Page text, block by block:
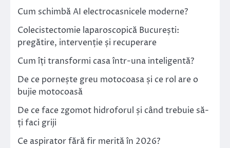
Cum schimbă AI electrocasnicele moderne?
Colecistectomie laparoscopică București:
pregătire, intervenție și recuperare
Cum îți transformi casa într-una inteligentă?
De ce pornește greu motocoasa și ce rol are o
bujie motocoasă
De ce face zgomot hidroforul și când trebuie să-
ți faci griji
Ce aspirator fără fir merită în 2026?